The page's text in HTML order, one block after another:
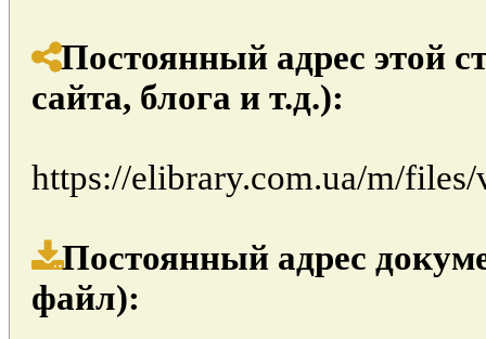
Постоянный адрес этой
сайта, блога и т.д.):
https://elibrary.com.ua/m/
Постоянный адрес
файл):